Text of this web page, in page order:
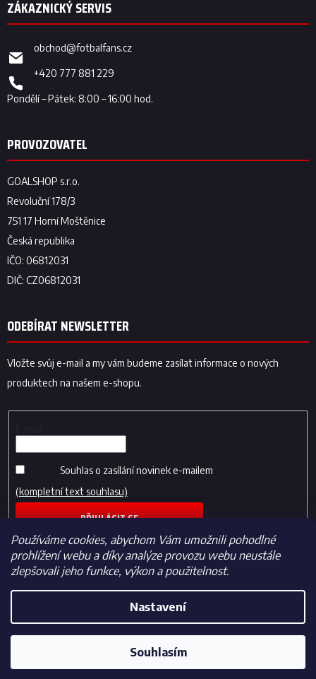
Používáme cookies, abychom Vám umožnili pohodlné
prohlížení webu a díky analýze provozu webu neustále
zlepšovali jeho funkce, výkon a použitelnost.
Nastavení
Souhlasím
obchod@fotbalfans.cz
+420 777 881 229
ODEBÍRAT NEWSLETTER
Vložte svůj e-mail a my vám budeme zasílat informace o nových
produktech na našem e-shopu.
Souhlas o zasílání novinek e-mailem
(kompletní text souhlasu)
PŘIHLÁSIT SE
Vytvořil Shoptet
Fotbalfans.cz. Všechna práva vyhrazena.